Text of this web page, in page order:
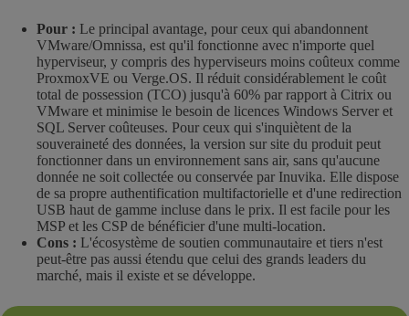
Pour : Le principal avantage, pour ceux qui abandonnent
VMware/Omnissa, est qu'il fonctionne avec n'importe quel
hyperviseur, y compris des hyperviseurs moins coûteux comme
ProxmoxVE ou Verge.OS. Il réduit considérablement le coût
total de possession (TCO) jusqu'à 60% par rapport à Citrix ou
VMware et minimise le besoin de licences Windows Server et
SQL Server coûteuses. Pour ceux qui s'inquiètent de la
souveraineté des données, la version sur site du produit peut
fonctionner dans un environnement sans air, sans qu'aucune
donnée ne soit collectée ou conservée par Inuvika. Elle dispose
de sa propre authentification multifactorielle et d'une redirection
USB haut de gamme incluse dans le prix. Il est facile pour les
MSP et les CSP de bénéficier d'une multi-location.
Cons : L'écosystème de soutien communautaire et tiers n'est
peut-être pas aussi étendu que celui des grands leaders du
marché, mais il existe et se développe.